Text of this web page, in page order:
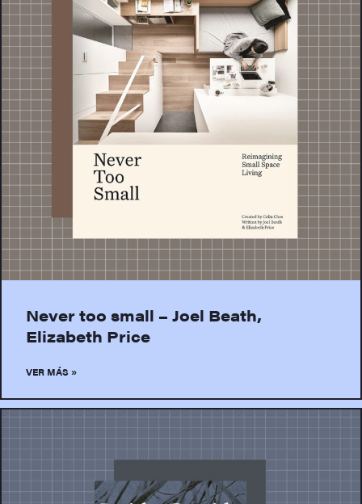
Never too small – Joel Beath,
Elizabeth Price
VER MÁS »